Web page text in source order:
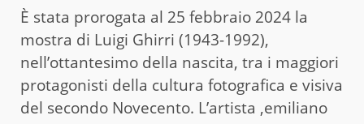
È stata prorogata al 25 febbraio 2024 la
mostra di Luigi Ghirri (1943-1992),
nell’ottantesimo della nascita, tra i maggiori
protagonisti della cultura fotografica e visiva
del secondo Novecento. L’artista ,emiliano